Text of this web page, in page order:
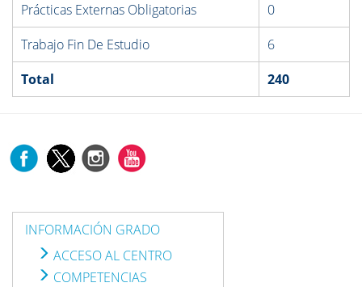
Prácticas Externas Obligatorias
0
Trabajo Fin De Estudio
6
Total
240
INFORMACIÓN GRADO
ACCESO AL CENTRO
COMPETENCIAS